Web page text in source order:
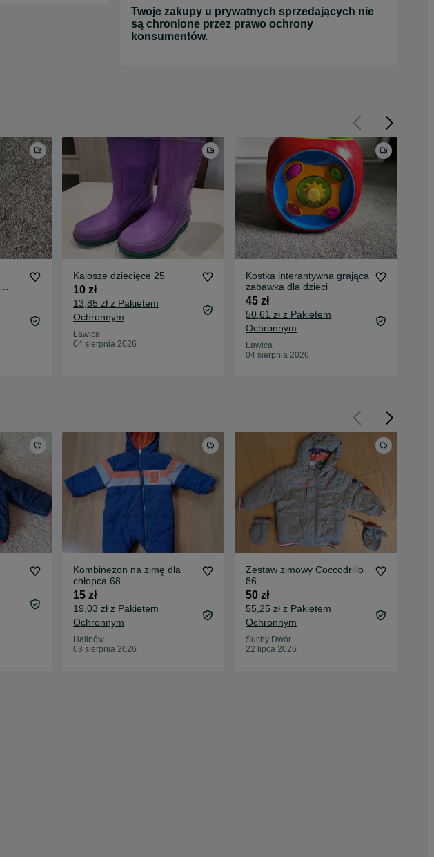
Twoje zakupy u prywatnych sprzedających nie
są chronione przez prawo ochrony
konsumentów.
Kalosze dziecięce 25
10 zł
13,85 zł z Pakietem
Ochronnym
Ławica
04 sierpnia 2026
Kostka interantywna grająca
zabawka dla dzieci
45 zł
50,61 zł z Pakietem
Ochronnym
Ławica
04 sierpnia 2026
Kombinezon na zimę dla
chłopca 68
15 zł
19,03 zł z Pakietem
Ochronnym
Halinów
03 sierpnia 2026
Zestaw zimowy Coccodrillo
86
50 zł
55,25 zł z Pakietem
Ochronnym
Suchy Dwór
22 lipca 2026